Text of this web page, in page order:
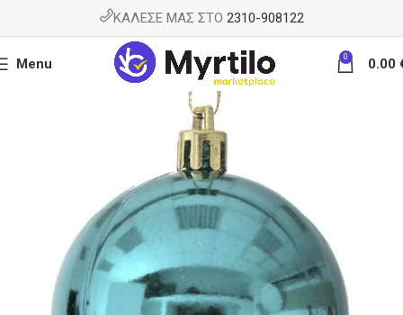
ΚΑΛΕΣΕ ΜΑΣ ΣΤΟ 2310-908122
Menu 0 0.00